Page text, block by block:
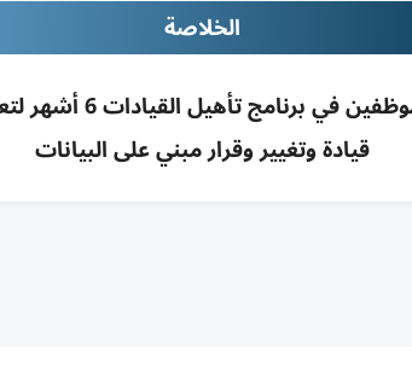
الخلاصة
جهاز الرقابة
قيادة وتغيير وقرار مبني على البيانات